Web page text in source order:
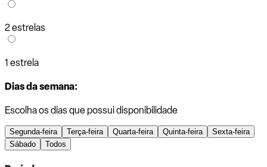
2 estrelas
1 estrela
Dias da semana:
Escolha os dias que possui disponibilidade
Segunda-feira Terça-feira Quarta-feira Quinta-feira
Sexta-feira
Sábado
Todos